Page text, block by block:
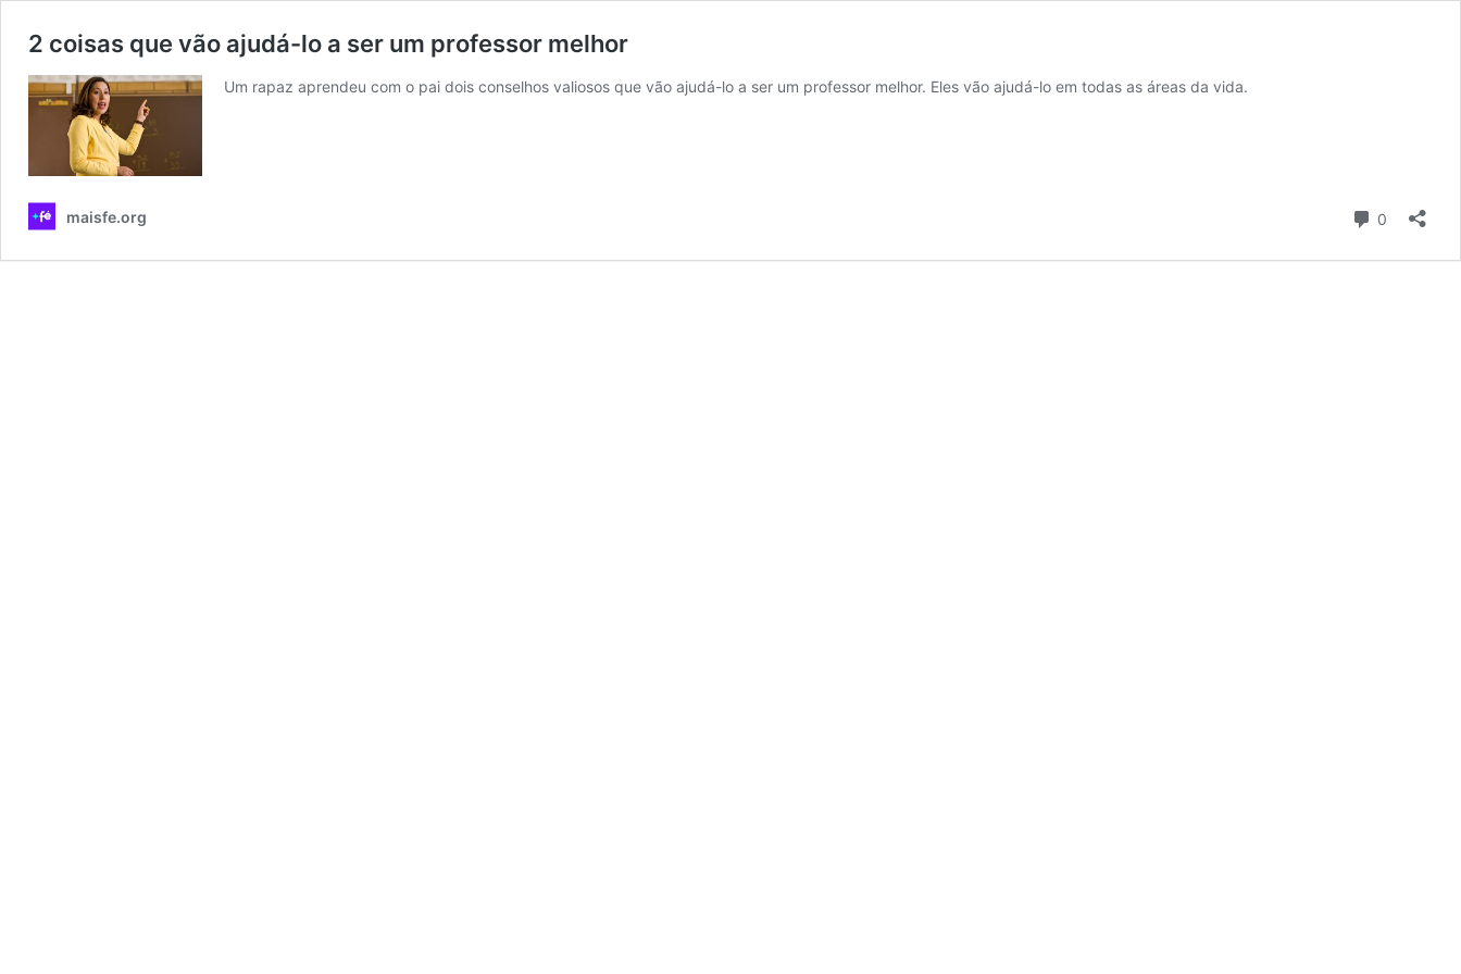
2 coisas que vão ajudá-lo a ser um professor melhor
Um rapaz aprendeu com o pai dois conselhos valiosos que vão ajudá-lo a ser um professor melhor. Eles vão ajudá-lo em todas as áreas da vida.
maisfe.org 0